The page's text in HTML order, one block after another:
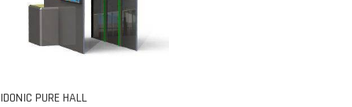
IDONIC PURE HALL